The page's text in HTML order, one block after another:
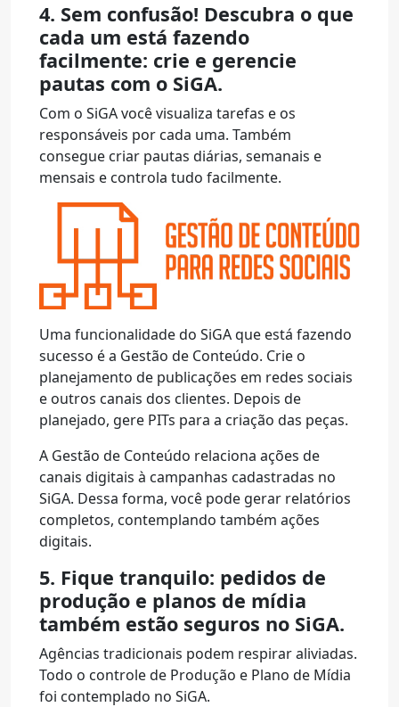
4. Sem confusão! Descubra o que
cada um está fazendo
facilmente: crie e gerencie
pautas com o SiGA.
Com o SiGA você visualiza tarefas e os
responsáveis por cada uma. Também
consegue criar pautas diárias, semanais e
mensais e controla tudo facilmente.
Uma funcionalidade do SiGA que está fazendo
sucesso é a Gestão de Conteúdo. Crie o
planejamento de publicações em redes sociais
e outros canais dos clientes. Depois de
planejado, gere PITs para a criação das peças.
A Gestão de Conteúdo relaciona ações de
canais digitais à campanhas cadastradas no
SiGA. Dessa forma, você pode gerar relatórios
completos, contemplando também ações
digitais.
5. Fique tranquilo: pedidos de
produção e planos de mídia
também estão seguros no SiGA.
Agências tradicionais podem respirar aliviadas.
Todo o controle de Produção e Plano de Mídia
foi contemplado no SiGA.